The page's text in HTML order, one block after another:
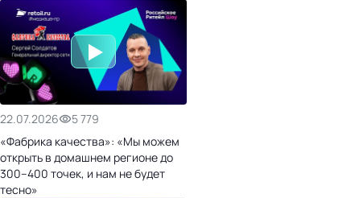
22.07.2026
5 779
«Фабрика качества»: «Мы можем
открыть в домашнем регионе до
300–400 точек, и нам не будет
тесно»